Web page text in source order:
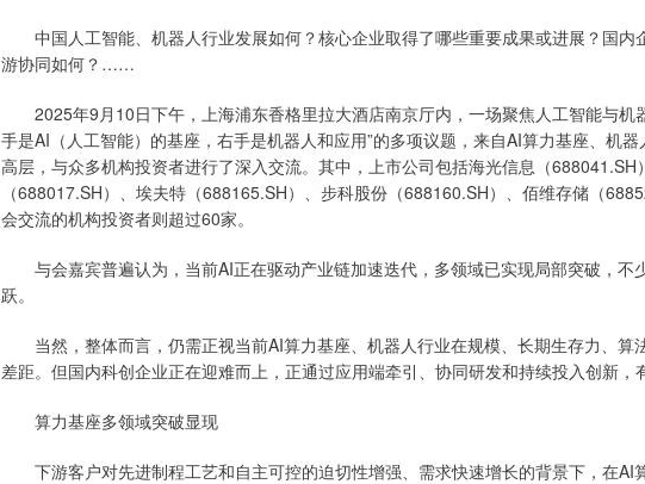
中国人工智能、机器人行业发展如何？核心企业取得了哪些重要成果或进展？国内
游协同如何？……
2025年9月10日下午，上海浦东香格里拉大酒店南京厅内，一场聚焦人工智能与机
手是AI（人工智能）的基座，右手是机器人和应用”的多项议题，来自AI算力基座、机
高层，与众多机构投资者进行了深入交流。其中，上市公司包括海光信息（
（688017.SH）、埃夫特（688165.SH）、步科股份（688160.SH）、佰维存储（
会交流的机构投资者则超过60家。
与会嘉宾普遍认为，当前AI正在驱动产业链加速迭代，多领域已实现局部突破，不
跃。
当然，整体而言，仍需正视当前AI算力基座、机器人行业在规模、长期生存力、算
差距。但国内科创企业正在迎难而上，正通过应用端牵引、协同研发和持续投入创新，
算力基座多领域突破显现
下游客户对先进制程工艺和自主可控的迫切性增强、需求快速增长的背景下，在AI